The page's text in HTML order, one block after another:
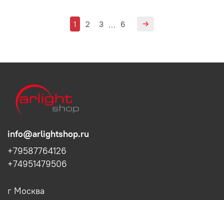
1 2 3 … 6
info@arlightshop.ru
+79587764126
+74951479506
г Москва